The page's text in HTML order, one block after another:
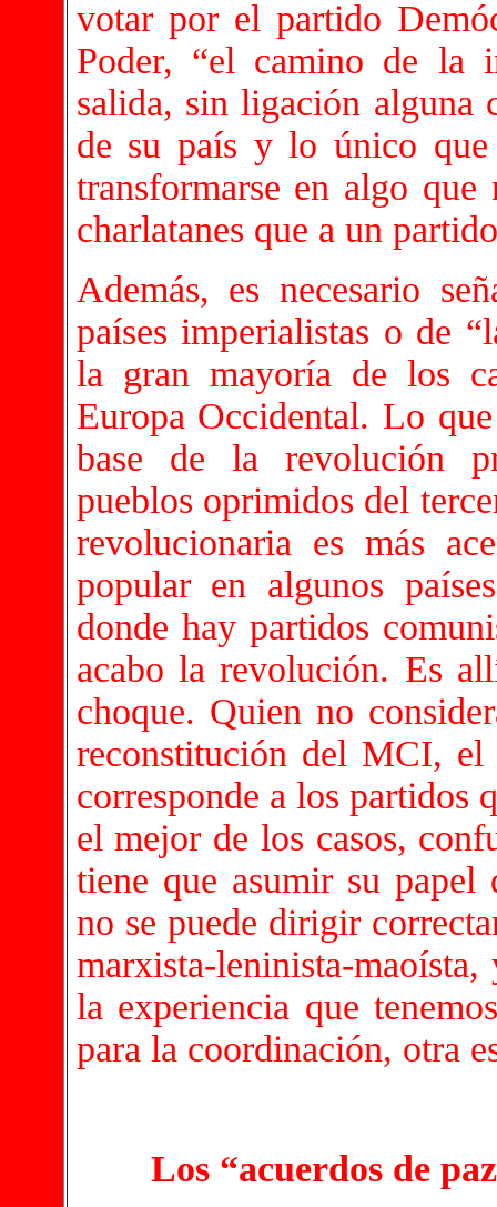
votar por el partido
Poder, “el camino de
salida, sin ligación alguna
de su país y lo único
transformarse en algo
charlatanes que a un
Además, es necesario
países imperialistas o de
la gran mayoría de los
Europa Occidental. Lo
base de la revolución
pueblos oprimidos del
revolucionaria es más
popular en algunos
donde hay partidos
acabo la revolución. Es
choque. Quien no
reconstitución del MCI,
corresponde a los partidos
el mejor de los casos,
tiene que asumir su papel
no se puede dirigir
marxista-leninista-
la experiencia que
para la coordinación, otra
Los “acuerdos de